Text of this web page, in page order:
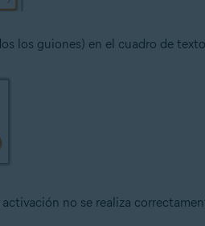
los guiones) en el cuadro de
no se realiza